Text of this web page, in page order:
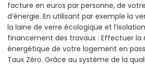
facture en euros par personne, de
d’énergie. En utilisant par exemple la
la laine de verre écologique et
financement des travaux : Effectuer la
énergétique de votre logement en
Taux Zéro. Grâce au système de la